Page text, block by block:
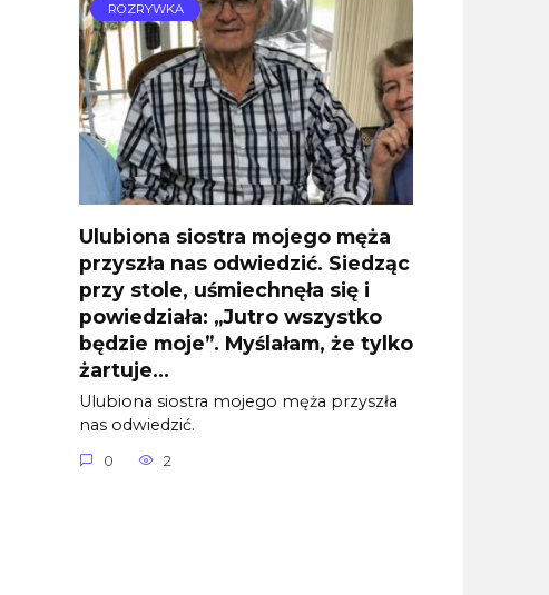
ROZRYWKA
Ulubiona siostra mojego męża
przyszła nas odwiedzić. Siedząc
przy stole, uśmiechnęła się i
powiedziała: „Jutro wszystko
będzie moje”. Myślałam, że tylko
żartuje…
Ulubiona siostra mojego męża przyszła
nas odwiedzić.
0 2